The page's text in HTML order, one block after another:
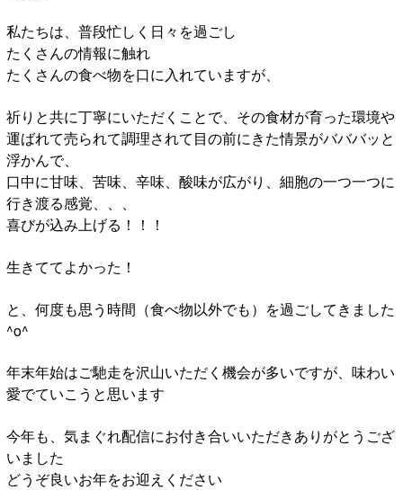
私たちは、普段忙しく日々を過ごし
たくさんの情報に触れ
たくさんの食べ物を口に入れていますが、
祈りと共に丁寧にいただくことで、その食材が育った環境や
運ばれて売られて調理されて目の前にきた情景がバババッと
浮かんで、
口中に甘味、苦味、辛味、酸味が広がり、細胞の一つ一つに
行き渡る感覚、、、
喜びが込み上げる！！！
生きててよかった！
と、何度も思う時間（食べ物以外でも）を過ごしてきました
^o^
年末年始はご馳走を沢山いただく機会が多いですが、味わい
愛でていこうと思います
今年も、気まぐれ配信にお付き合いいただきありがとうござ
いました
どうぞ良いお年をお迎えください